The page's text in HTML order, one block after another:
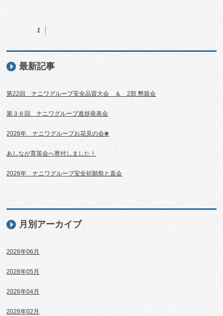
1
最新記事
第22回 ナニワグループ安全品質大会 ＆ 2部 懇親会
第３６回 ナニワグループ進捗発表会
2026年 ナニワグループお花見の会❀
あしなが育英会へ寄付しました！
2026年 ナニワグループ安全祈願祭と直会
月別アーカイブ
2026年06月
2026年05月
2026年04月
2026年02月